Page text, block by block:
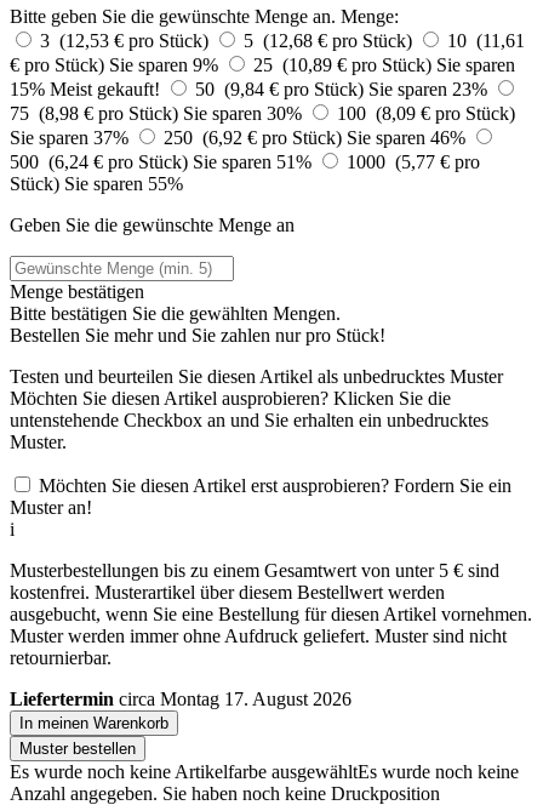
Bitte geben Sie die gewünschte Menge an. Menge:
3 (12,53 € pro Stück)
5 (12,68 € pro Stück)
10 (11,61
€ pro Stück) Sie sparen 9% 25 (10,89 € pro Stück) Sie sparen
15% Meist gekauft! 50 (9,84 € pro Stück) Sie sparen 23%
75 (8,98 € pro Stück) Sie sparen 30%
100 (8,09 € pro Stück)
Sie sparen 37%
250 (6,92 € pro Stück) Sie sparen 46%
500 (6,24 € pro Stück) Sie sparen 51%
1000 (5,77 € pro
Stück) Sie sparen 55%
Geben Sie die gewünschte Menge an
Menge bestätigen
Bitte bestätigen Sie die gewählten Mengen.
Bestellen Sie mehr und Sie zahlen nurpro Stück!
Testen und beurteilen Sie diesen Artikel als unbedrucktes Muster
Möchten Sie diesen Artikel ausprobieren? Klicken Sie die
untenstehende Checkbox an und Sie erhalten ein unbedrucktes
Muster.
Möchten Sie diesen Artikel erst ausprobieren? Fordern Sie ein
Muster an!
i
Musterbestellungen bis zu einem Gesamtwert von unter 5 € sind
kostenfrei. Musterartikel über diesem Bestellwert werden
ausgebucht, wenn Sie eine Bestellung für diesen Artikel vornehmen.
Muster werden immer ohne Aufdruck geliefert. Muster sind nicht
retournierbar.
Liefertermin circa Montag 17. August 2026
In meinen Warenkorb
Muster bestellen
Es wurde noch keine Artikelfarbe ausgewähltEs wurde noch keine
Anzahl angegeben. Sie haben noch keine Druckposition